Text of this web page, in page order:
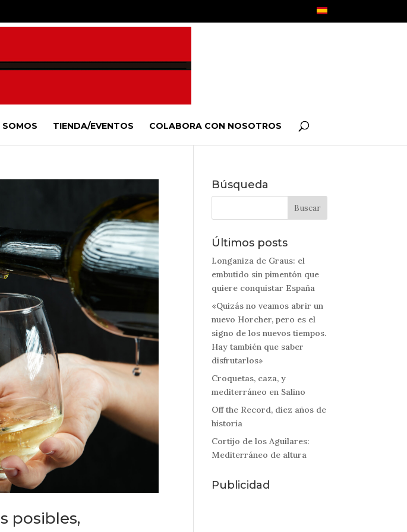
SOMOS TIENDA/EVENTOS COLABORA CON NOSOTROS
posibles,
Búsqueda
Últimos posts
Longaniza de Graus: el
embutido sin pimentón que
quiere conquistar España
«Quizás no veamos abrir un
nuevo Horcher, pero es el
signo de los nuevos tiempos.
Hay también que saber
disfrutarlos»
Croquetas, caza, y
mediterráneo en Salino
Off the Record, diez años de
historia
Cortijo de los Aguilares:
Mediterráneo de altura
Publicidad